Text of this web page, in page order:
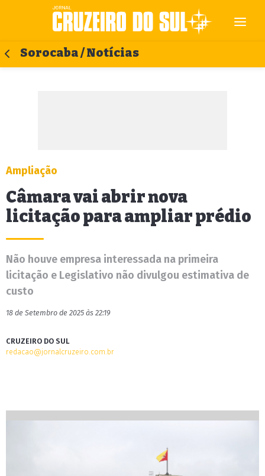
Sorocaba / Notícias
Ampliação
Câmara vai abrir nova
licitação para ampliar prédio
Não houve empresa interessada na primeira
licitação e Legislativo não divulgou estimativa de
custo
18 de Setembro de 2025 às 22:19
CRUZEIRO DO SUL
redacao@jornalcruzeiro.com.br